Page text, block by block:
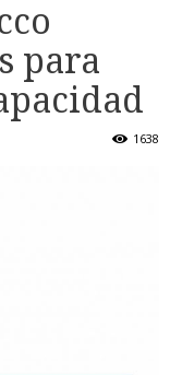
para
1638